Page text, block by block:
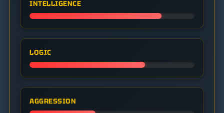
INTELLIGENCE
LOGIC
AGGRESSION